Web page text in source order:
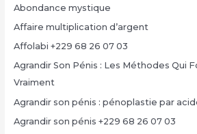
Abondance mystique
Affaire multiplication d’argent
Affolabi +229 68 26 07 03
Agrandir Son Pénis : Les Méthodes Qui
Vraiment
Agrandir son pénis : pénoplastie par
Agrandir son pénis +229 68 26 07 03